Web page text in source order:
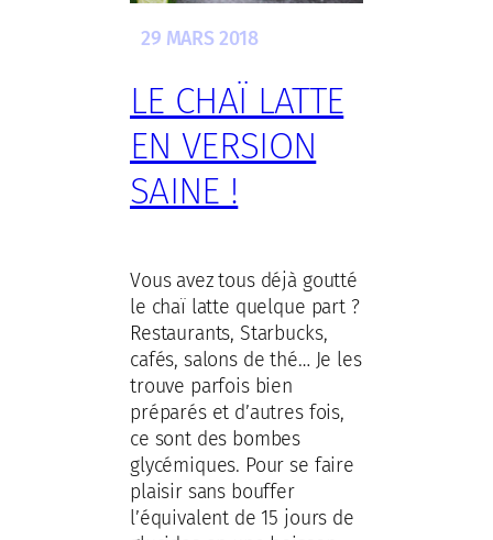
29 MARS 2018
LE CHAÏ LATTE
EN VERSION
SAINE !
Vous avez tous déjà goutté
le chaï latte quelque part ?
Restaurants, Starbucks,
cafés, salons de thé… Je les
trouve parfois bien
préparés et d’autres fois,
ce sont des bombes
glycémiques. Pour se faire
plaisir sans bouffer
l’équivalent de 15 jours de